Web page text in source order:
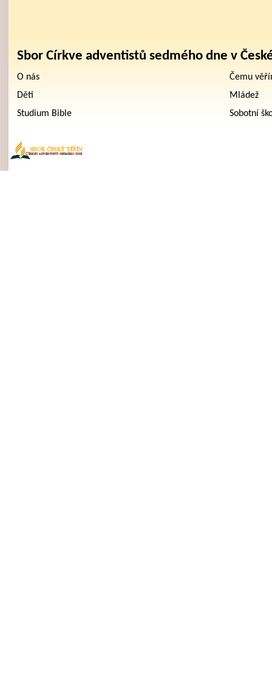
Sbor Církve adventistů sedmého dne v
O nás
Čemu
Děti
Mládež
Studium Bible
Sobotní